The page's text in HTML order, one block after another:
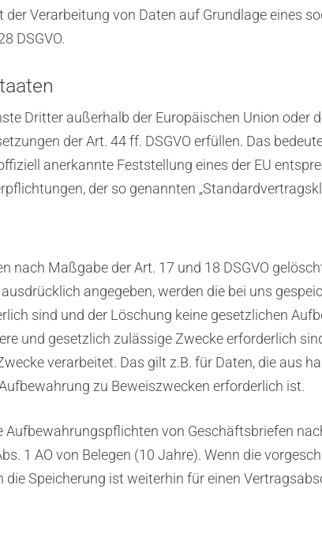
Verarbeitung von Daten auf Grundlage eines
DSGVO.
Dritter außerhalb der Europäischen Union
der Art. 44 ff. DSGVO erfüllen. Das
anerkannte Feststellung eines der EU
der so genannten
nach Maßgabe der Art. 17 und 18 DSGVO
angegeben, werden die bei uns
sind und der Löschung keine gesetzlichen
und gesetzlich zulässige Zwecke erforderlich
verarbeitet. Das gilt z.B. für Daten, die aus
zu Beweiszwecken erforderlich ist.
von Geschäftsbriefen
1 AO von Belegen (10 Jahre). Wenn die
die Speicherung ist weiterhin für einen